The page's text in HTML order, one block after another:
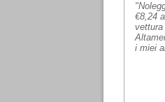
€8,24
vettura
i miei